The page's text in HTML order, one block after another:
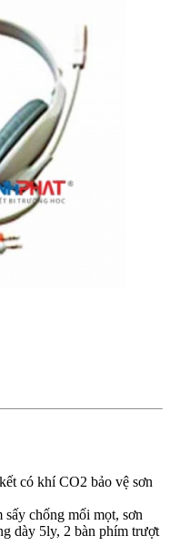
có khí CO2 bảo vệ sơn
sấy chống mối mọt, sơn
dày 5ly, 2 bàn phím trượt